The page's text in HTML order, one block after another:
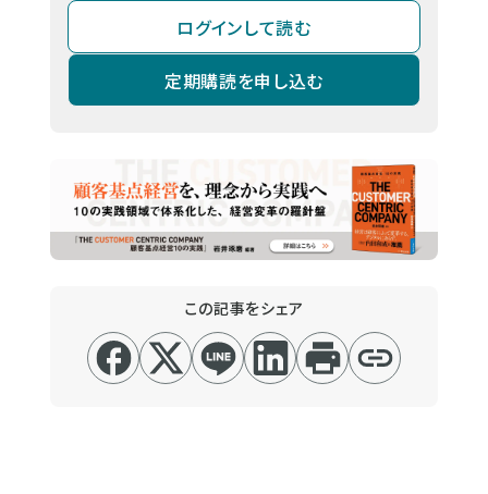
ログインして読む
定期購読を申し込む
この記事をシェア